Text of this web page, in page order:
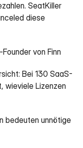
SeatKiller
diese
von Finn
Bei 130 SaaS-
wieviele Lizenzen
bedeuten unnötige